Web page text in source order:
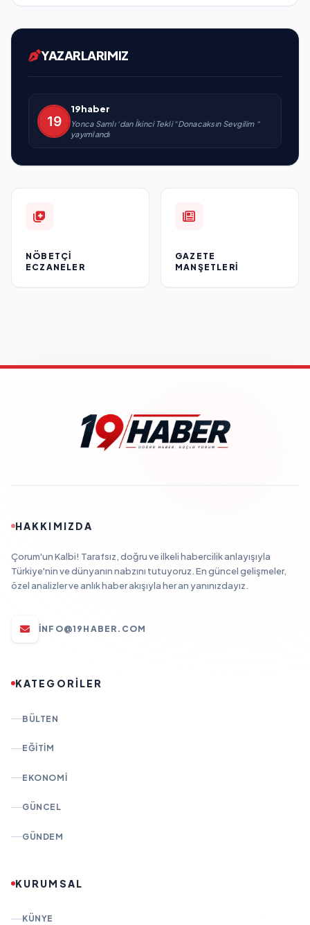
YAZARLARIMIZ
19haber
Yonca Samlı ‘dan İkinci Tekli “Donacaksın Sevgilim “
yayımlandı
NÖBETÇI
ECZANELER
GAZETE
MANŞETLERI
HAKKIMIZDA
Çorum'un Kalbi! Tarafsız, doğru ve ilkeli habercilik anlayışıyla
Türkiye'nin ve dünyanın nabzını tutuyoruz. En güncel gelişmeler,
özel analizler ve anlık haber akışıyla her an yanınızdayız.
INFO@19HABER.COM
KATEGORİLER
BÜLTEN
EĞITIM
EKONOMI
GÜNCEL
GÜNDEM
KURUMSAL
KÜNYE